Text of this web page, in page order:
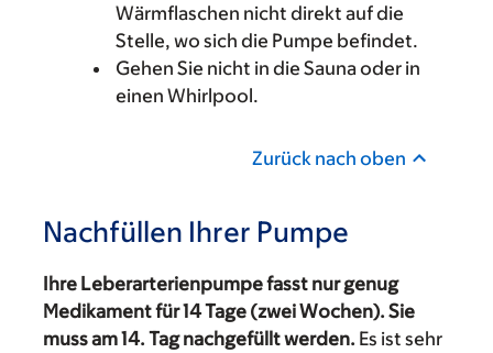
Wärmflaschen nicht direkt auf die
Stelle, wo sich die Pumpe befindet.
Gehen Sie nicht in die Sauna oder in
einen Whirlpool.
Zurück nach oben
Nachfüllen Ihrer Pumpe
Ihre Leberarterienpumpe fasst nur genug
Medikament für 14 Tage (zwei Wochen). Sie
muss am 14. Tag nachgefüllt werden. Es ist sehr